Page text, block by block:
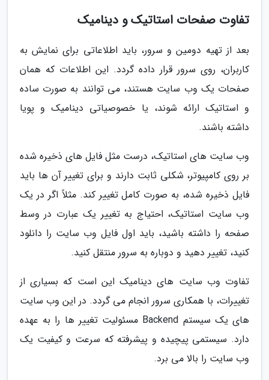
تفاوت صفحات استاتیک و دینامیک
بعد از تهیه دومین و سرور، باید اطلاعاتی برای نمایش به
کاربران، روی سرور قرار داده گردد. این اطلاعات که همان
صفحات یک وب سایت هستند، می توانند به صورت ساده
و استاتیک ارائه شوند، یا خصوصیاتی دینامیک و پویا
داشته باشند.
وب سایت های استاتیک، درست مثل فایل های ذخیره شده
بر روی کامپیوتر، شکلی ثابت دارند و برای تغییر آن ها باید
فایل ذخیره شده، به صورت کامل تغییر کند. مثلاً اگر در یک
وب سایت استاتیک، احتیاج به تغییر یک عبارت در وسط
صفحه را داشته باشید، باید اول فایل وب سایت را دانلود
کنید، تغییر دهید و دوباره به سرور منتقل کنید.
تفاوت وب سایت های دینامیک این است که بسیاری از
تغییرات، با همکاری سرور انجام می گردد. در این وب سایت
های یک سیستم Backend مسئولیت تغییر ها را به عهده
دارد. سیستمی پیچیده و پیشرفته که سرعت و کیفیت یک
وب سایت را بالا می برد.